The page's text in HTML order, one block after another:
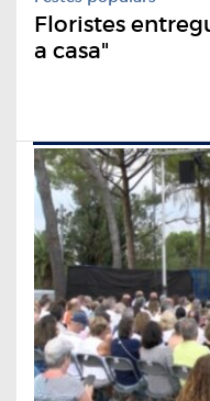
Floristes
a casa"